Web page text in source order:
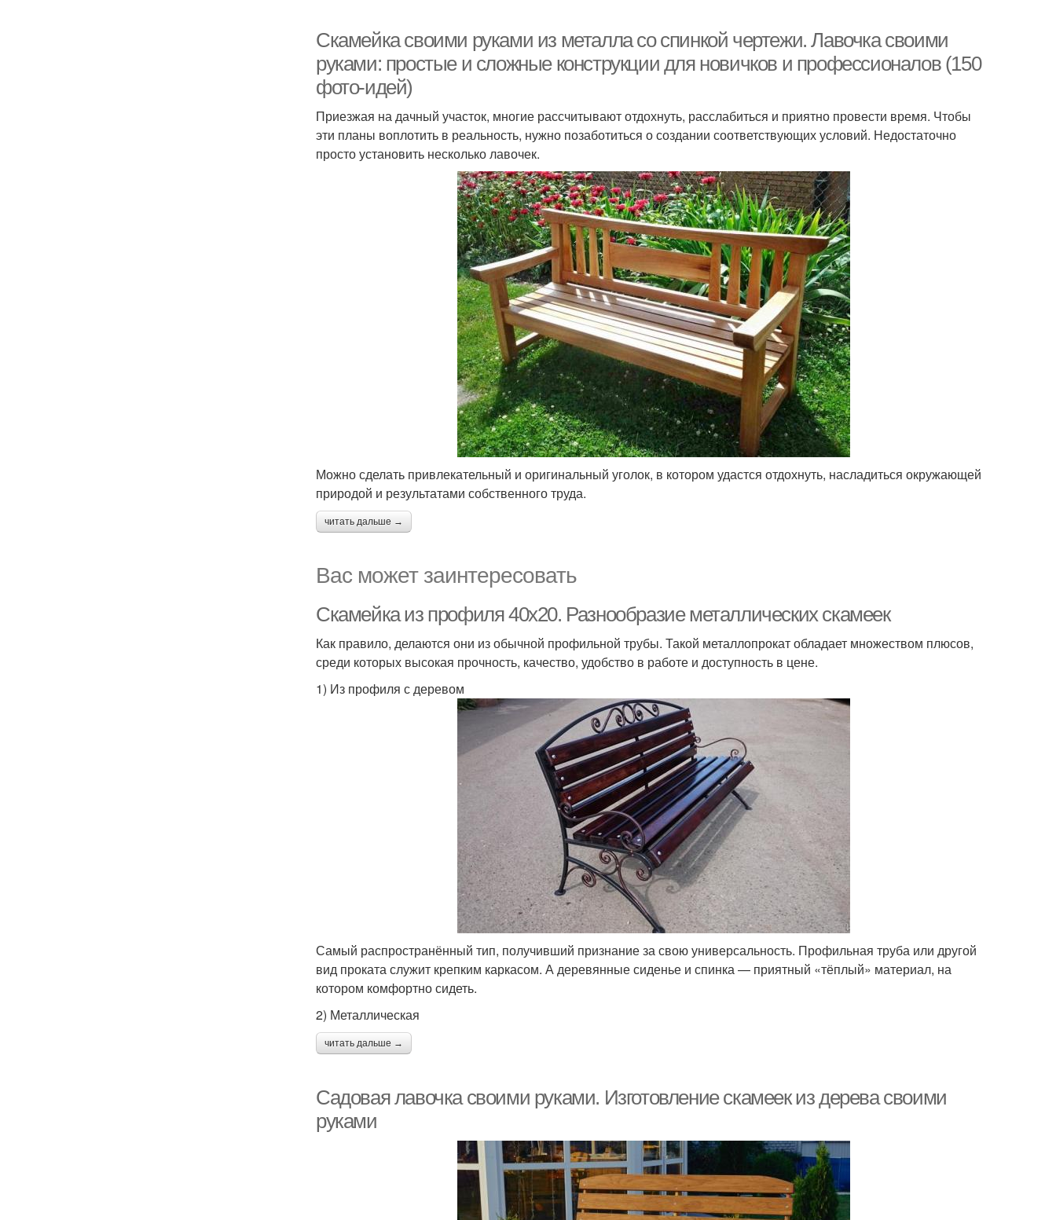
Скамейка своими руками из металла со спинкой чертежи. Лавочка своими
руками: простые и сложные конструкции для новичков и профессионалов (150
фото-идей)
Приезжая на дачный участок, многие рассчитывают отдохнуть, расслабиться и приятно провести время. Чтобы
эти планы воплотить в реальность, нужно позаботиться о создании соответствующих условий. Недостаточно
просто установить несколько лавочек.
Можно сделать привлекательный и оригинальный уголок, в котором удастся отдохнуть, насладиться окружающей
природой и результатами собственного труда.
читать дальше →
Вас может заинтересовать
Скамейка из профиля 40х20. Разнообразие металлических скамеек
Как правило, делаются они из обычной профильной трубы. Такой металлопрокат обладает множеством плюсов,
среди которых высокая прочность, качество, удобство в работе и доступность в цене.
1) Из профиля с деревом
Самый распространённый тип, получивший признание за свою универсальность. Профильная труба или другой
вид проката служит крепким каркасом. А деревянные сиденье и спинка — приятный «тёплый» материал, на
котором комфортно сидеть.
2) Металлическая
читать дальше →
Садовая лавочка своими руками. Изготовление скамеек из дерева своими
руками